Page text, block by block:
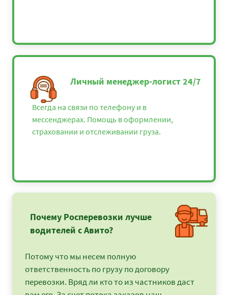
Личный менеджер-логист 24/7
Всегда на связи по телефону и в
мессенджерах. Помощь в оформлении,
страховании и отслеживании груза.
Почему Росперевозки лучше
водителей с Авито?
Потому что мы несем полную
ответственность по грузу по договору
перевозки. Вряд ли кто то из частников даст